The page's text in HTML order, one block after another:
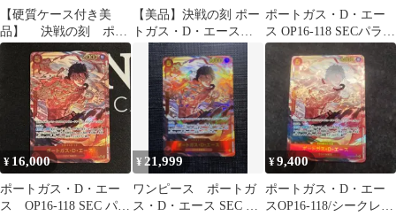
【硬質ケース付き美
品】 決戦の刻 ポー
トガス・D・エース
SEC パラレル
【美品】決戦の刻 ポー
トガス・D・エース
OP16-118/シークレット
パラレル
ポートガス・D・エー
ス OP16-118 SECパラレ
ル 決戦の刻
¥ 16,000
ポートガス・D・エー
ス OP16-118 SEC パラ
¥21,999
ワンピース ポートガ
ス・D・エース SEC パ
¥9,400
ポートガス・D・エー
スOP16-118/シークレッ